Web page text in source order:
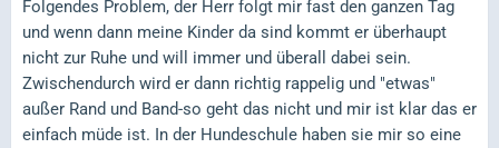
Folgendes Problem, der Herr folgt mir fast den ganzen Tag
und wenn dann meine Kinder da sind kommt er überhaupt
nicht zur Ruhe und will immer und überall dabei sein.
Zwischendurch wird er dann richtig rappelig und "etwas"
außer Rand und Band-so geht das nicht und mir ist klar das er
einfach müde ist. In der Hundeschule haben sie mir so eine